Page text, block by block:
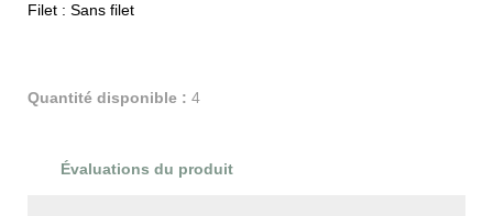
Filet : Sans filet
Quantité disponible : 4
Évaluations du produit